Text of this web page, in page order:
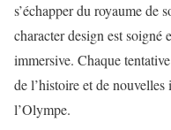
s’échapper du royaume de
character design est soigné
immersive. Chaque
de l’histoire et de
l’Olympe.